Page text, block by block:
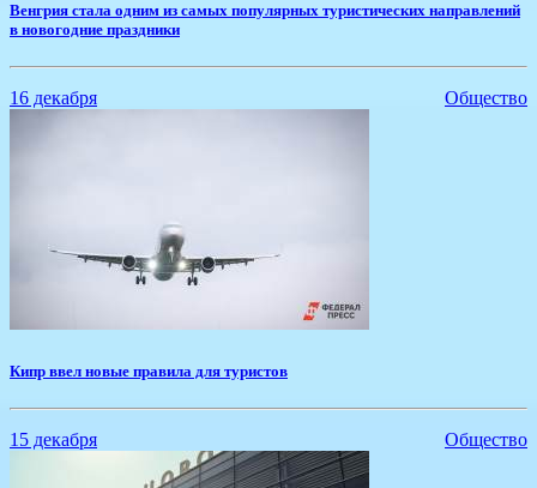
​Венгрия стала одним из самых популярных туристических направлений
в новогодние праздники
16 декабря Общество
​Кипр ввел новые правила для туристов
15 декабря Общество